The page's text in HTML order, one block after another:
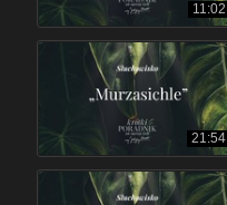
11:02
21:54